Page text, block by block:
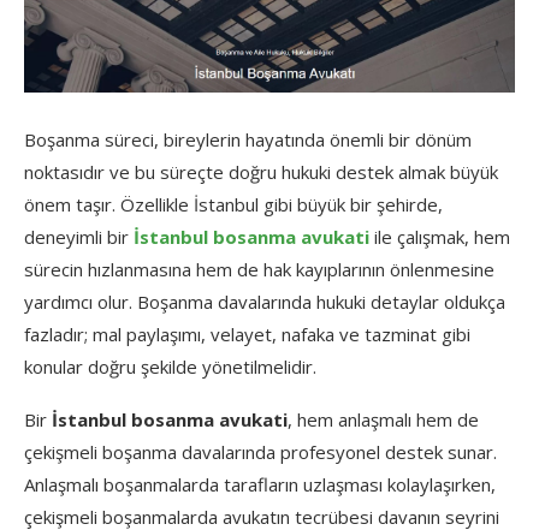
Boşanma süreci, bireylerin hayatında önemli bir dönüm
noktasıdır ve bu süreçte doğru hukuki destek almak büyük
önem taşır. Özellikle İstanbul gibi büyük bir şehirde,
deneyimli bir İstanbul bosanma avukati ile çalışmak, hem
sürecin hızlanmasına hem de hak kayıplarının önlenmesine
yardımcı olur. Boşanma davalarında hukuki detaylar oldukça
fazladır; mal paylaşımı, velayet, nafaka ve tazminat gibi
konular doğru şekilde yönetilmelidir.
Bir İstanbul bosanma avukati, hem anlaşmalı hem de
çekişmeli boşanma davalarında profesyonel destek sunar.
Anlaşmalı boşanmalarda tarafların uzlaşması kolaylaşırken,
çekişmeli boşanmalarda avukatın tecrübesi davanın seyrini